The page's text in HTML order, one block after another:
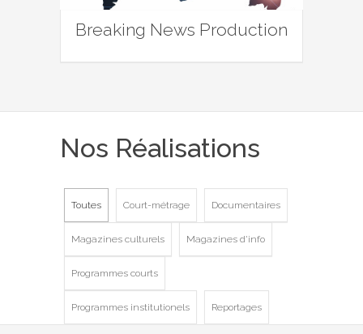
Breaking News Production
Nos Réalisations
Toutes Court-métrage Documentaires
Magazines culturels Magazines d'info
Programmes courts
Programmes institutionels Reportages